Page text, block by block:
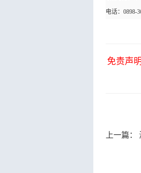
电话：0898-
免责声
上一篇：